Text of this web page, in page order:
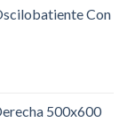
Con
500x600